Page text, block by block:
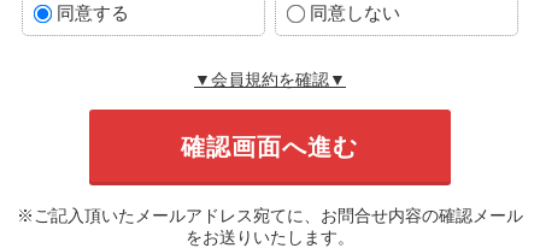
同意する 同意しない
▼会員規約を確認▼
※ご記入頂いたメールアドレス宛てに、お問合せ内容の確認メール
をお送りいたします。